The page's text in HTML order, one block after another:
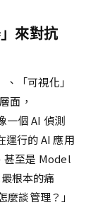
來對抗
「可視化」
面，
一個 AI 偵測
運行的 AI 應用
甚至是 Model
根本的痛
談管理？」